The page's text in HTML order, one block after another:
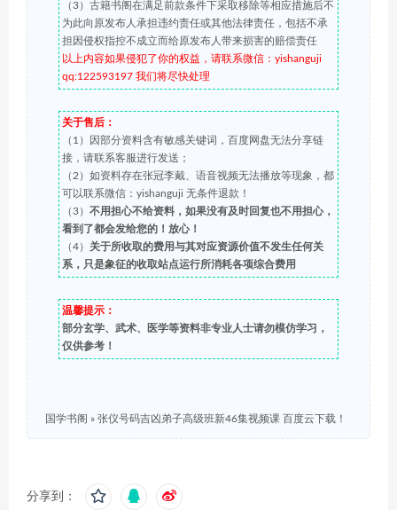
（3）古籍书阁在满足前款条件下采取移除等相应措施后不
为此向原发布人承担违约责任或其他法律责任，包括不承
担因侵权指控不成立而给原发布人带来损害的赔偿责任
以上内容如果侵犯了你的权益，请联系微信：yishanguji
qq:122593197 我们将尽快处理
关于售后：
（1）因部分资料含有敏感关键词，百度网盘无法分享链
接，请联系客服进行发送；
（2）如资料存在张冠李戴、语音视频无法播放等现象，都
可以联系微信：yishanguji 无条件退款！
（3） 不用担心不给资料，如果没有及时回复也不用担心，
看到了都会发给您的！放心！
（4） 关于所收取的费用与其对应资源价值不发生任何关
系，只是象征的收取站点运行所消耗各项综合费用
温馨提示：
部分玄学、武术、医学等资料非专业人士请勿模仿学习，
仅供参考！
国学书阁 » 张仪号码吉凶弟子高级班新46集视频课 百度云下载！
分享到：